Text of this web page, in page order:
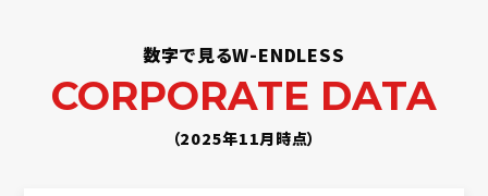
数字で見るW-ENDLESS
CORPORATE DATA
（2025年11月時点）